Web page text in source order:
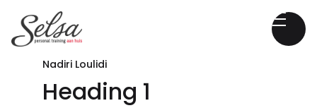
Nadiri Loulidi
Heading 1